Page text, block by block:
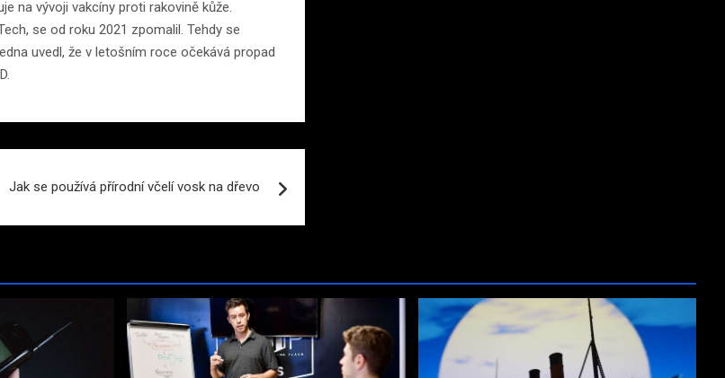
na vývoji vakcíny proti rakovině kůže.
se od roku 2021 zpomalil. Tehdy se
uvedl, že v letošním roce očekává propad
Jak se používá přírodní včelí vosk na dřevo